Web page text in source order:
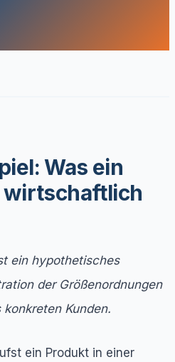
Was ein
wirtschaftlich
ein hypothetisches
der Größenordnungen
Kunden.
ein Produkt in einer